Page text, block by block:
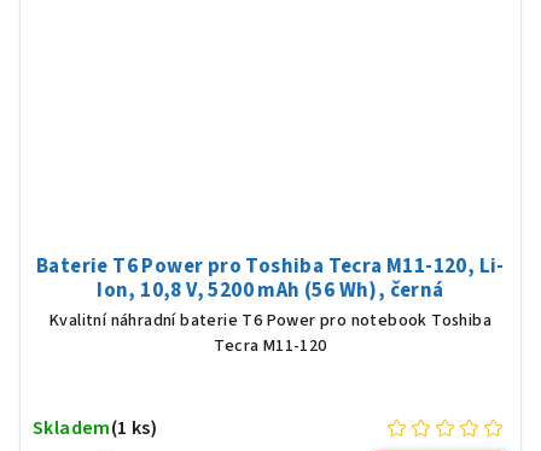
Baterie T6 Power pro Toshiba Tecra M11-120, Li-
Ion, 10,8 V, 5200 mAh (56 Wh), černá
Kvalitní náhradní baterie T6 Power pro notebook Toshiba
Tecra M11-120
Skladem(1 ks)